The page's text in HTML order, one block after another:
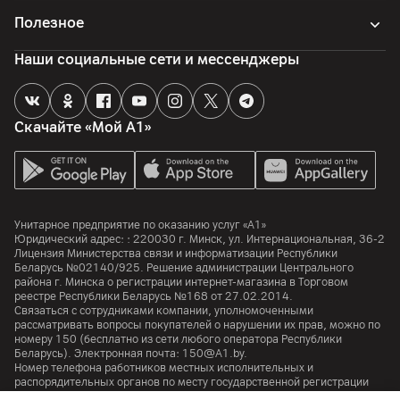
Объем оперативной памяти
Камера
Разрешение видео
Интерфейсы и порты
Wi-Fi
6 (2.4 / 5 ГГц)
Bluetooth
5.1
USB 2.0
1
USB 3.2 Gen1 Type-A
1
Полезное
Скачайте «Мой А1»
Наши социальные сети и мессенджеры
Унитарное предприятие по оказанию услуг «А1»
Юридический адрес: : 220030 г. Минск, ул. Интернациональная, 36-2
Лицензия Министерства связи и информатизации Республики
Беларусь №02140/925. Решение администрации Центрального
района г. Минска о регистрации интернет-магазина в Торговом
реестре Республики Беларусь №168 от 27.02.2014.
Связаться с сотрудниками компании, уполномоченными
рассматривать вопросы покупателей о нарушении их прав, можно по
номеру 150 (бесплатно из сети любого оператора Республики
Беларусь). Электронная почта: 150@A1.by.
Номер телефона работников местных исполнительных и
распорядительных органов по месту государственной регистрации